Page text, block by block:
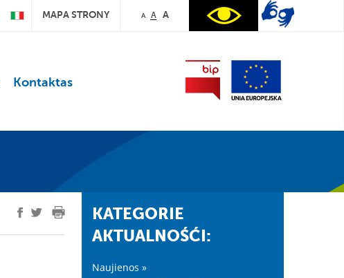
MAPA STRONY A A A
Kontaktas
KATEGORIE
AKTUALNOŚĆI:
Naujienos »